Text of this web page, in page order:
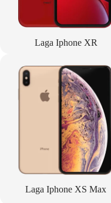
Laga Iphone XR
Laga Iphone XS Max